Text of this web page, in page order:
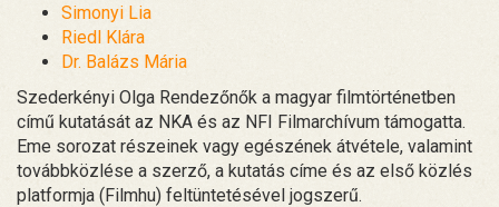
Simonyi Lia
Riedl Klára
Dr. Balázs Mária
Szederkényi Olga Rendezőnők a magyar filmtörténetben
című kutatását az NKA és az NFI Filmarchívum támogatta.
Eme sorozat részeinek vagy egészének átvétele, valamint
továbbközlése a szerző, a kutatás címe és az első közlés
platformja (Filmhu) feltüntetésével jogszerű.